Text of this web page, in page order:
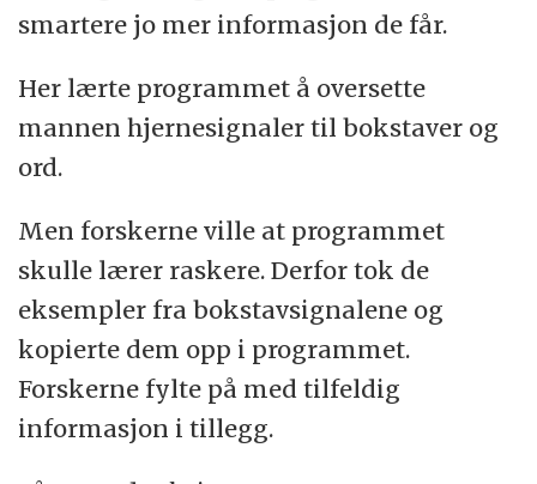
smartere jo mer informasjon de får.
Her lærte programmet å oversette
mannen hjernesignaler til bokstaver og
ord.
Men forskerne ville at programmet
skulle lærer raskere. Derfor tok de
eksempler fra bokstavsignalene og
kopierte dem opp i programmet.
Forskerne fylte på med tilfeldig
informasjon i tillegg.